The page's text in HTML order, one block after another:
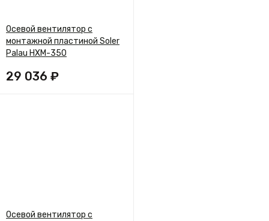
Осевой вентилятор с
монтажной пластиной Soler
Palau HXM-350
29 036 ₽
Осевой вентилятор с